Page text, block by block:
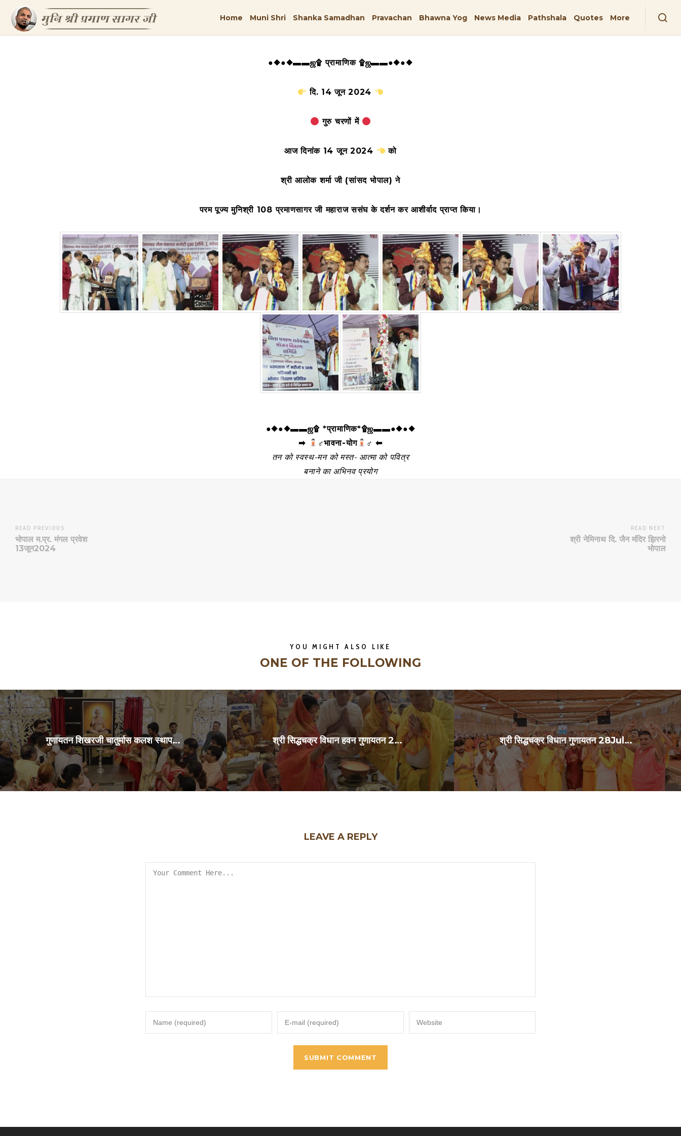
Home Muni Shri Shanka Samadhan Pravachan Bhawna Yog News Media Pathshala Quotes More
●◆●◆▬▬ஜ۩ प्रामाणिक ۩ஜ▬▬●◆●◆
दि. 14 जून 2024
गुरु चरणों में
आज दिनांक 14 जून 2024 को
श्री आलोक शर्मा जी (सांसद भोपाल)ने
परम पूज्य मुनिश्री 108 प्रमाणसागर जी महाराज ससंघ के दर्शन कर आशीर्वाद प्राप्त किया।
●◆●◆▬▬ஜ۩ *प्रामाणिक*۩ஜ▬▬●◆●◆
➡
‍♂भावना-योग
‍♂ ⬅
तन को स्वस्थ-मन को मस्त- आत्मा को पवित्र
बनाने का अभिनव प्रयोग
READ PREVIOUS
भोपाल म.प्र. मंगल प्रवेश
13जून2024
READ NEXT
श्री नेमिनाथ दि. जैन मंदिर झिरनो
भोपाल
YOU MIGHT ALSO LIKE
ONE OF THE FOLLOWING
गुणायतन शिखरजी चातुर्मास कलश स्थापना 29Jul2026 श्री सिद्धचक्र विधान हवन गुणायतन 29Jul2026 श्री सिद्धचक्र विधान गुणायतन 28Jul2026
LEAVE A REPLY